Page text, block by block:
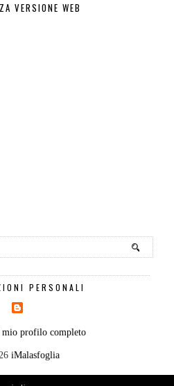
VERSIONE WEB
PERSONALI
profilo completo
iMalasfoglia